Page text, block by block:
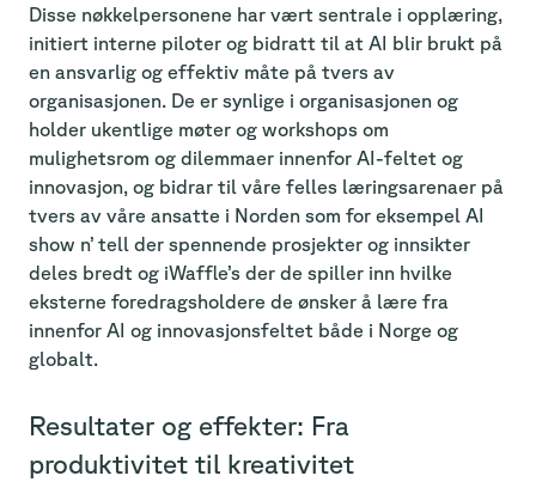
Disse nøkkelpersonene har vært sentrale i opplæring,
initiert interne piloter og bidratt til at AI blir brukt på
en ansvarlig og effektiv måte på tvers av
organisasjonen. De er synlige i organisasjonen og
holder ukentlige møter og workshops om
mulighetsrom og dilemmaer innenfor AI-feltet og
innovasjon, og bidrar til våre felles læringsarenaer på
tvers av våre ansatte i Norden som for eksempel AI
show n’ tell der spennende prosjekter og innsikter
deles bredt og iWaffle’s der de spiller inn hvilke
eksterne foredragsholdere de ønsker å lære fra
innenfor AI og innovasjonsfeltet både i Norge og
globalt.
Resultater og effekter: Fra
produktivitet til kreativitet